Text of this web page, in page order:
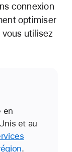
connexion
optimiser
utilisez
en
et au
.